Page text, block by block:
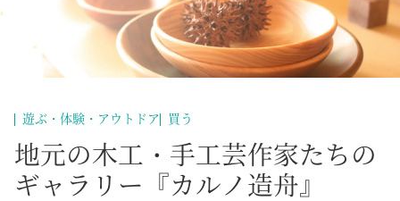
あじわう
熱海市
沼津市
旅の計画
モデルコース
遊ぶ・体験・アウトドア 買う
地元の木工・手工芸作家たちの
ギャラリー『カルノ造舟』